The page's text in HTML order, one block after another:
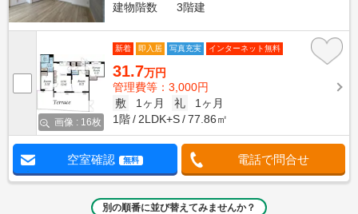
建物階数
3階建
画像 : 16枚
新着 即入居 写真充実 インターネット無料
31.7万円
管理費等：3,000円
敷
1ヶ月 礼
1ヶ月
1階
2LDK+S 77.86㎡
空室確認 無料 電話で問合せ
別の順番に並び替えてみませんか？